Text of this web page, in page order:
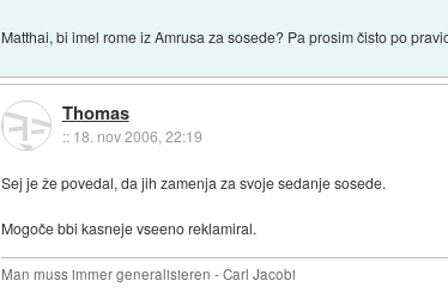
Matthai, bi imel rome iz Amrusa za sosede? Pa prosim čisto po
Thomas
:: 18. nov 2006, 22:19
Sej je že povedal, da jih zamenja za svoje sedanje sosede.
Mogoče bbi kasneje vseeno reklamiral.
Man muss immer generalisieren - Carl Jacobi